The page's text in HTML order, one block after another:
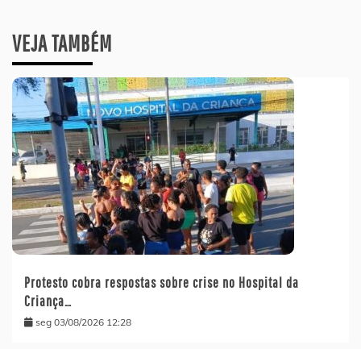
VEJA TAMBÉM
Protesto cobra respostas sobre crise no Hospital da
Criança…
seg 03/08/2026 12:28